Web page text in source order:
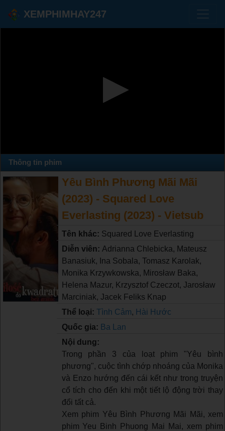
XEMPHIMHAY247
Thông tin phim
Yêu Bình Phương Mãi Mãi
(2023) - Squared Love
Everlasting (2023) - Vietsub
Tên khác: Squared Love Everlasting
Diễn viên: Adrianna Chlebicka, Mateusz
Banasiuk, Ina Sobala, Tomasz Karolak,
Monika Krzywkowska, Mirosław Baka,
Helena Mazur, Krzysztof Czeczot, Jarosław
Marciniak, Jacek Feliks Knap
Thể loại: Tình Cảm, Hài Hước
Quốc gia: Ba Lan
Nội dung:
Trong phần 3 của loạt phim "Yêu bình
phương", cuộc tình chớp nhoáng của Monika
và Enzo hướng đến cái kết như trong truyện
cổ tích cho đến khi một tiết lộ động trời thay
đổi tất cả.
Xem phim Yêu Bình Phương Mãi Mãi, xem
phim Yeu Binh Phuong Mai Mai, xem phim